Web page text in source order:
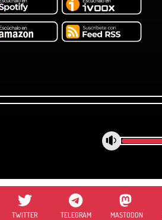
TWITTER TELEGRAM MASTODON